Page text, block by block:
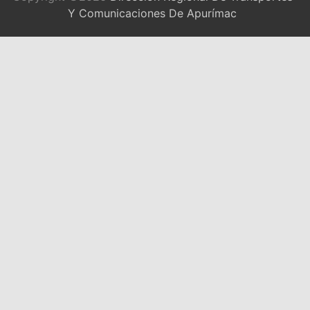
Y Comunicaciones De Apurímac